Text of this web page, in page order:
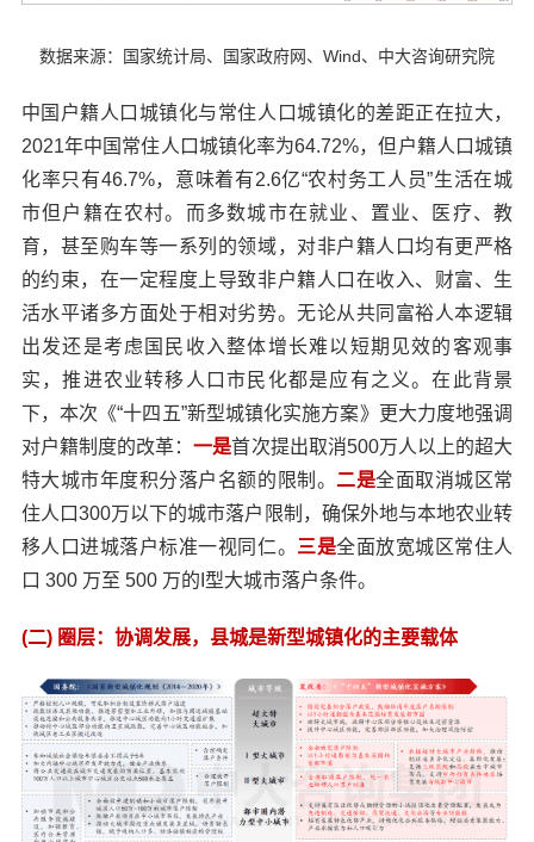
数据来源：国家统计局、国家政府网、Wind、中大咨询研究院
中国户籍人口城镇化与常住人口城镇化的差距正在拉大，
2021年中国常住人口城镇化率为64.72%，但户籍人口城镇
化率只有46.7%，意味着有2.6亿“农村务工人员”生活在城
市但户籍在农村。而多数城市在就业、置业、医疗、教
育，甚至购车等一系列的领域，对非户籍人口均有更严格
的约束，在一定程度上导致非户籍人口在收入、财富、生
活水平诸多方面处于相对劣势。无论从共同富裕人本逻辑
出发还是考虑国民收入整体增长难以短期见效的客观事
实，推进农业转移人口市民化都是应有之义。在此背景
下，本次《“十四五”新型城镇化实施方案》更大力度地强调
对户籍制度的改革：一是首次提出取消500万人以上的超大
特大城市年度积分落户名额的限制。 二是全面取消城区常
住人口300万以下的城市落户限制，确保外地与本地农业转
移人口进城落户标准一视同仁。 三是全面放宽城区常住人
口 300 万至 500 万的I型大城市落户条件。
(二) 圈层：协调发展，县城是新型城镇化的主要载体